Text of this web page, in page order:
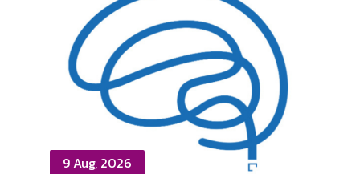
9 Aug, 2026